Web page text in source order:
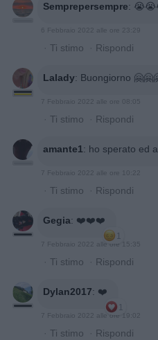
Semprepersempre:
6 Febbraio 2022 alle ore 23:29
· Ti stimo · Rispondi
Lalady: Buongiorno
7 Febbraio 2022 alle ore 08:05
· Ti stimo · Rispondi
amante1: ho sperato ed
7 Febbraio 2022 alle ore 10:22
· Ti stimo · Rispondi
Gegia: ❤️❤️❤️
1
7 Febbraio 2022 alle ore 15:35
· Ti stimo · Rispondi
Dylan2017: ❤️
1
7 Febbraio 2022 alle ore 19:02
· Ti stimo · Rispondi